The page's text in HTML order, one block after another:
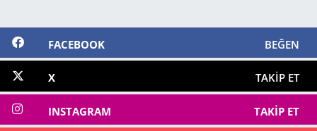
FACEBOOK BEĞEN
X TAKIP ET
INSTAGRAM TAKIP ET